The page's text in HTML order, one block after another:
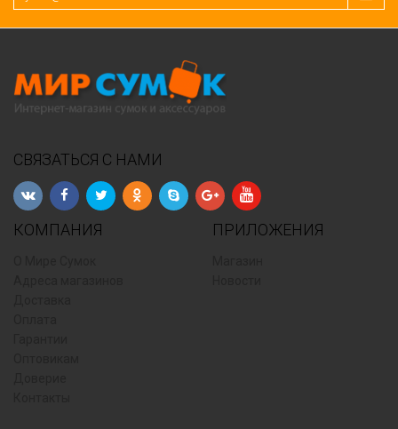
СВЯЗАТЬСЯ С НАМИ
КОМПАНИЯ ПРИЛОЖЕНИЯ